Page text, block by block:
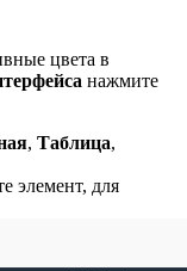
цвета в
нажмите
, Таблица,
элемент, для